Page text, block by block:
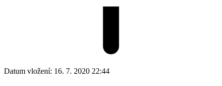
Datum vložení: 16. 7. 2020 22:44